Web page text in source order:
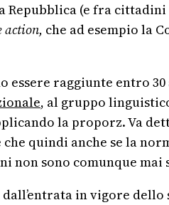
(e fra cittadini
che ad esempio la
essere raggiunte entro
, al gruppo
la proporz. Va
quindi anche se la
non sono comunque
in vigore